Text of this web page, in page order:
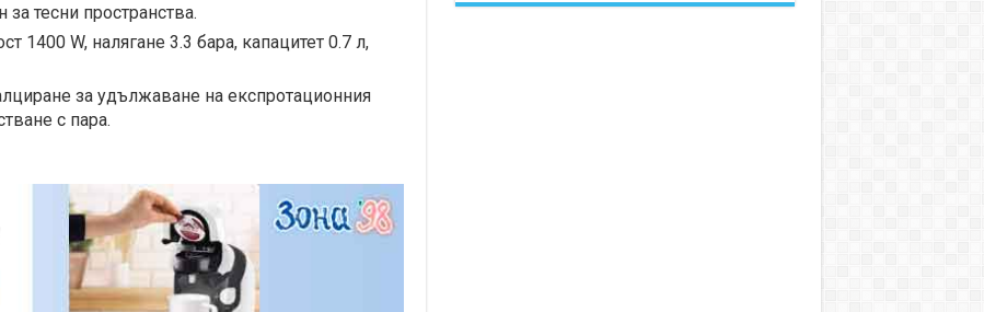
тесни пространства.
1400 W, налягане 3.3 бара, капацитет 0.7 л,
за удължаване на експротационния
с пара.